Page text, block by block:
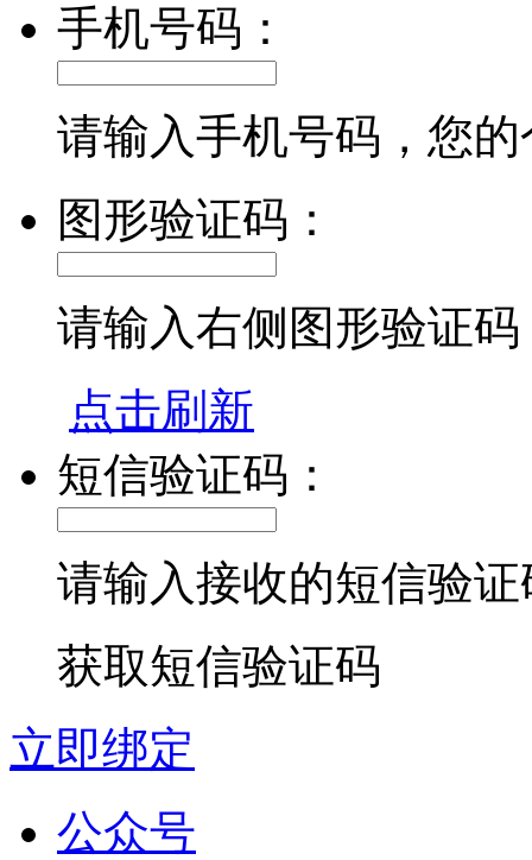
手机号码：
请输入手机号码，您
图形验证码：
请输入右侧图形验证码
点击刷新
短信验证码：
请输入接收的短信验证
获取短信验证码
立即绑定
公众号